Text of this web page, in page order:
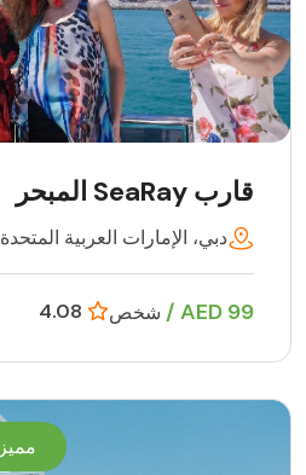
قارب SeaRay المبحر
دبي، الإمارات العربية المتحدة
99 AED / شخص
مميز